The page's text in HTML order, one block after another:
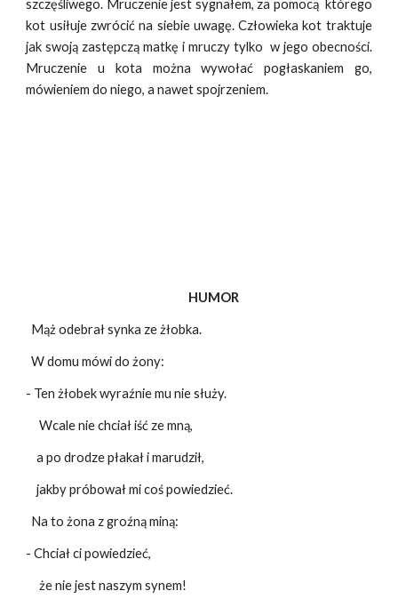
szczęśliwego. Mruczenie jest sygnałem, za pomocą którego
kot usiłuje zwrócić na siebie uwagę. Człowieka kot traktuje
jak swoją zastępczą matkę i mruczy tylko w jego obecności.
Mruczenie u kota można wywołać pogłaskaniem go,
mówieniem do niego, a nawet spojrzeniem.
HUMOR
Mąż odebrał synka ze żłobka.
W domu mówi do żony:
- Ten żłobek wyraźnie mu nie służy.
Wcale nie chciał iść ze mną,
a po drodze płakał i marudził,
jakby próbował mi coś powiedzieć.
Na to żona z groźną miną:
- Chciał ci powiedzieć,
że nie jest naszym synem!